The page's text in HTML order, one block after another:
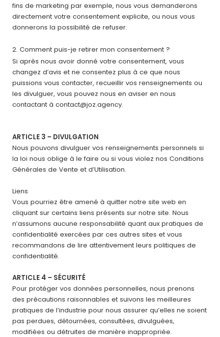
fins de marketing par exemple, nous vous demanderons
directement votre consentement explicite, ou nous vous
donnerons la possibilité de refuser.
Comment puis-je retirer mon consentement ?
Si après nous avoir donné votre consentement, vous
changez d’avis et ne consentez plus à ce que nous
puissions vous contacter, recueillir vos renseignements ou
les divulguer, vous pouvez nous en aviser en nous
contactant à contact@joz.agency.
ARTICLE 3 – DIVULGATION
Nous pouvons divulguer vos renseignements personnels si
la loi nous oblige à le faire ou si vous violez nos Conditions
Générales de Vente et d’Utilisation.
Liens
Vous pourriez être amené à quitter notre site web en
cliquant sur certains liens présents sur notre site. Nous
n’assumons aucune responsabilité quant aux pratiques de
confidentialité exercées par ces autres sites et vous
recommandons de lire attentivement leurs politiques de
confidentialité.
ARTICLE 4 – SÉCURITÉ
Pour protéger vos données personnelles, nous prenons
des précautions raisonnables et suivons les meilleures
pratiques de l’industrie pour nous assurer qu’elles ne soient
pas perdues, détournées, consultées, divulguées,
modifiées ou détruites de manière inappropriée.